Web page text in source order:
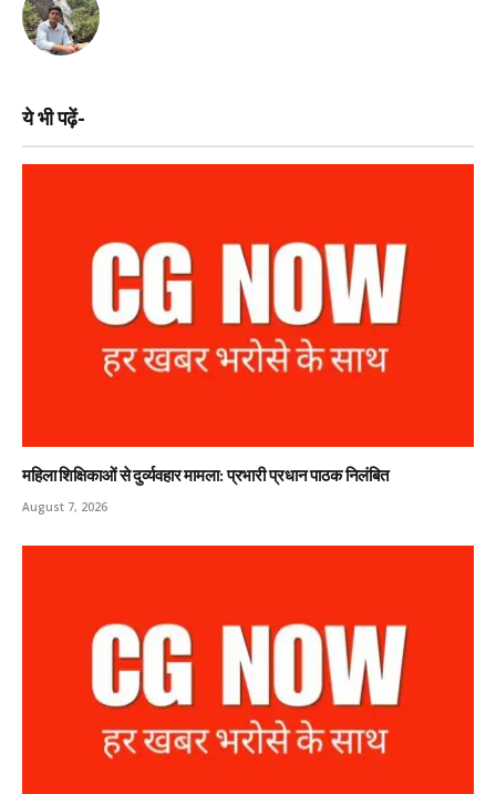
ये भी पढ़ें-
महिला शिक्षिकाओं से दुर्व्यवहार मामला: प्रभारी प्रधान पाठक निलंबित
August 7, 2026